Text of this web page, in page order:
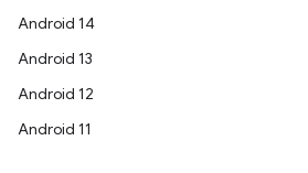
Android 14
Android 13
Android 12
Android 11